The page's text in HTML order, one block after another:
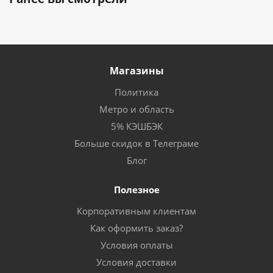
Магазины
Политика
Метро и область
5% КЭШБЭК
Больше скидок в Телеграме
Блог
Полезное
Корпоративным клиентам
Как оформить заказ?
Условия оплаты
Условия доставки